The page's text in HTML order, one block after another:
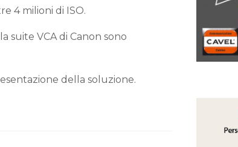
4 milioni di ISO.
suite VCA di Canon sono
della soluzione.